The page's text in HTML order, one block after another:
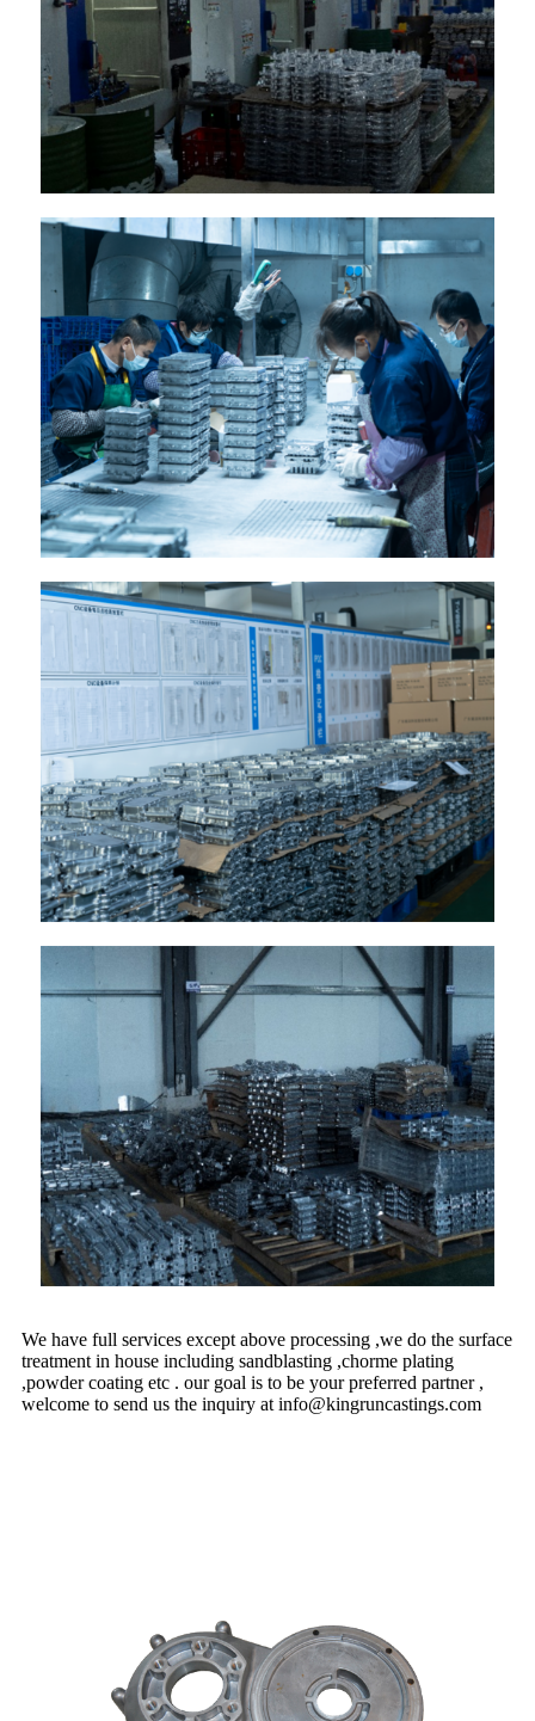
We have full services except above processing ,we do the surface
treatment in house including sandblasting ,chorme plating
,powder coating etc . our goal is to be your preferred partner ,
welcome to send us the inquiry at info@kingruncastings.com